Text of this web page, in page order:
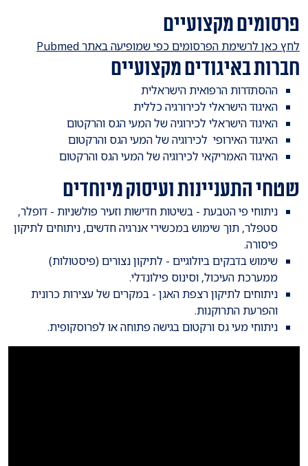
פרסומים מקצועיים
לחץ כאן לרשימת הפרסומים כפי שמופיעה באתר Pubmed
חברות באיגודים מקצועיים
ההסתדרות הרפואית הישראלית
האיגוד הישראלי לכירורגיה כללית
האיגוד הישראלי לכירוגיה של המעי הגס והרקטום
האיגוד האירופי לכירוגיה של המעי הגס והרקטום
האיגוד האמריקאי לכירוגיה של המעי הגס והרקטום
שטחי התעניינות ועיסוק מיוחדים
ניתוחי פי הטבעת - בשיטות חדישות וזעיר פולשניות - דופלר,
סטפלר, תוך שימוש במכשירי אנרגיה חדשים, ניתוחים לתיקון
פיסורה.
שימוש בדבקים ביולוגיים - לתיקון נצורים (פיסטולות)
ממערכת העיכול, וסינוס פילונדלי.
ניתוחים לתיקון רצפת האגן - במקרים של עצירות כרונית
והפרעת התרוקנות.
ניתוחי מעי גס ורקטום בגישה פתוחה או לפרוסקופית.